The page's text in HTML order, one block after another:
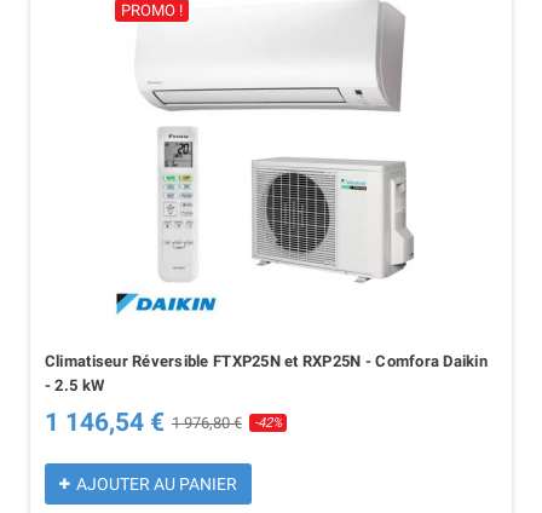
PROMO !
Climatiseur Réversible FTXP25N et RXP25N - Comfora Daikin
- 2.5 kW
1 146,54 € 1 976,80 € -42%
AJOUTER AU PANIER